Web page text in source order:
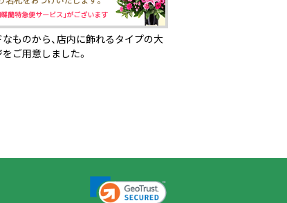
ものから、店内に飾れるタイプの大
ご用意しました。